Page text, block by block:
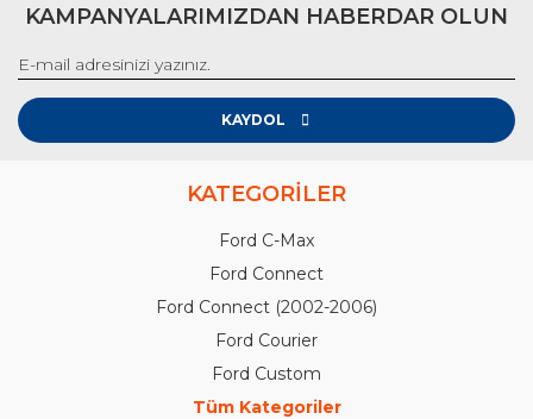
KAMPANYALARIMIZDAN HABERDAR OLUN
KAYDOL
KATEGORİLER
Ford C-Max
Ford Connect
Ford Connect (2002-2006)
Ford Courier
Ford Custom
Tüm Kategoriler